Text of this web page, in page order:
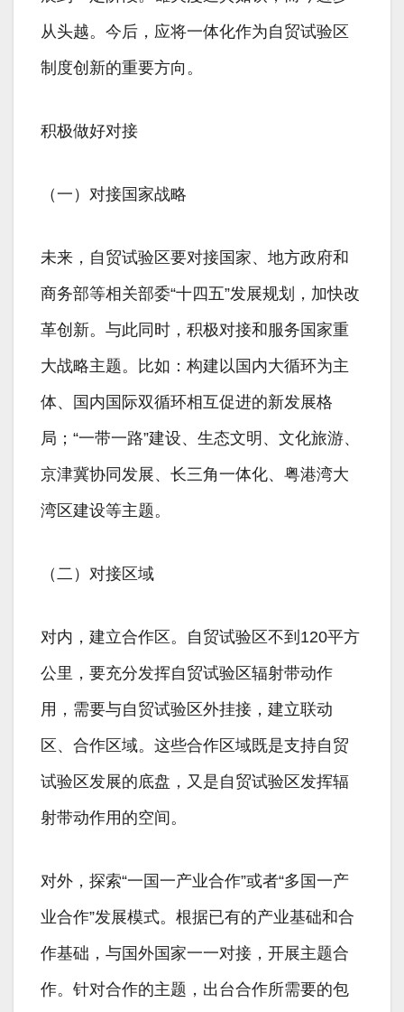
从头越。今后，应将一体化作为自贸试验区
制度创新的重要方向。
积极做好对接
（一）对接国家战略
未来，自贸试验区要对接国家、地方政府和
商务部等相关部委“十四五”发展规划，加快改
革创新。与此同时，积极对接和服务国家重
大战略主题。比如：构建以国内大循环为主
体、国内国际双循环相互促进的新发展格
局；“一带一路”建设、生态文明、文化旅游、
京津冀协同发展、长三角一体化、粤港湾大
湾区建设等主题。
（二）对接区域
对内，建立合作区。自贸试验区不到120平方
公里，要充分发挥自贸试验区辐射带动作
用，需要与自贸试验区外挂接，建立联动
区、合作区域。这些合作区域既是支持自贸
试验区发展的底盘，又是自贸试验区发挥辐
射带动作用的空间。
对外，探索“一国一产业合作”或者“多国一产
业合作”发展模式。根据已有的产业基础和合
作基础，与国外国家一一对接，开展主题合
作。针对合作的主题，出台合作所需要的包